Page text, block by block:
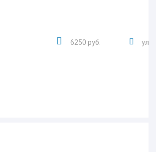
6250 руб. ул.